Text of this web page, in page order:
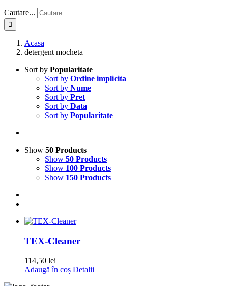
Cautare...
Acasa
detergent mocheta
Sort by Popularitate
Sort by Ordine implicita
Sort by Nume
Sort by Pret
Sort by Data
Sort by Popularitate
Show 50 Products
Show 50 Products
Show 100 Products
Show 150 Products
TEX-Cleaner
114,50 lei
Adaugă în coș Detalii